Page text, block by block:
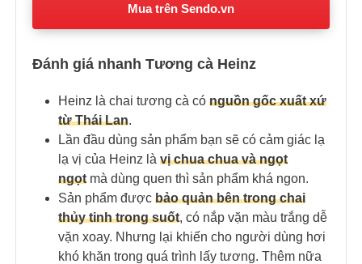
Mua trên Sendo.vn
Đánh giá nhanh Tương cà Heinz
Heinz là chai tương cà có nguồn gốc xuất xứ
từ Thái Lan.
Lần đầu dùng sản phẩm bạn sẽ có cảm giác lạ
lạ vị của Heinz là vị chua chua và ngọt
ngọt mà dùng quen thì sản phẩm khá ngon.
Sản phẩm được bảo quản bên trong chai
thủy tinh trong suốt, có nắp vặn màu trắng dễ
vặn xoay. Nhưng lại khiến cho người dùng hơi
khó khăn trong quá trình lấy tương. Thêm nữa